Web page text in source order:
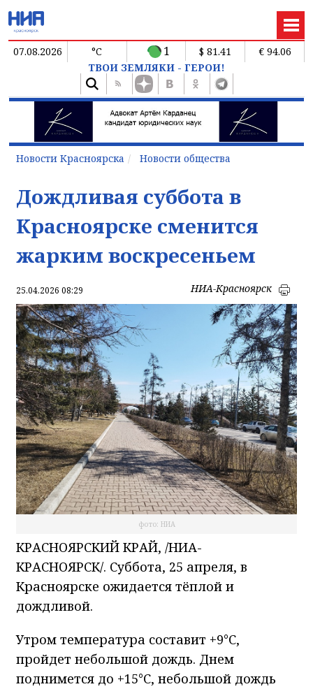
07.08.2026 °C 1 $ 81.41
€ 94.06
ТВОИ ЗЕМЛЯКИ - ГЕРОИ!
Новости Красноярска Новости общества
Дождливая суббота в
Красноярске сменится
жарким воскресеньем
25.04.2026 08:29 НИА-Красноярск
фото: НИА
КРАСНОЯРСКИЙ КРАЙ, /НИА-
КРАСНОЯРСК/. Суббота, 25 апреля, в
Красноярске ожидается тёплой и
дождливой.
Утром температура составит +9°С,
пройдет небольшой дождь. Днем
поднимется до +15°С, небольшой дождь